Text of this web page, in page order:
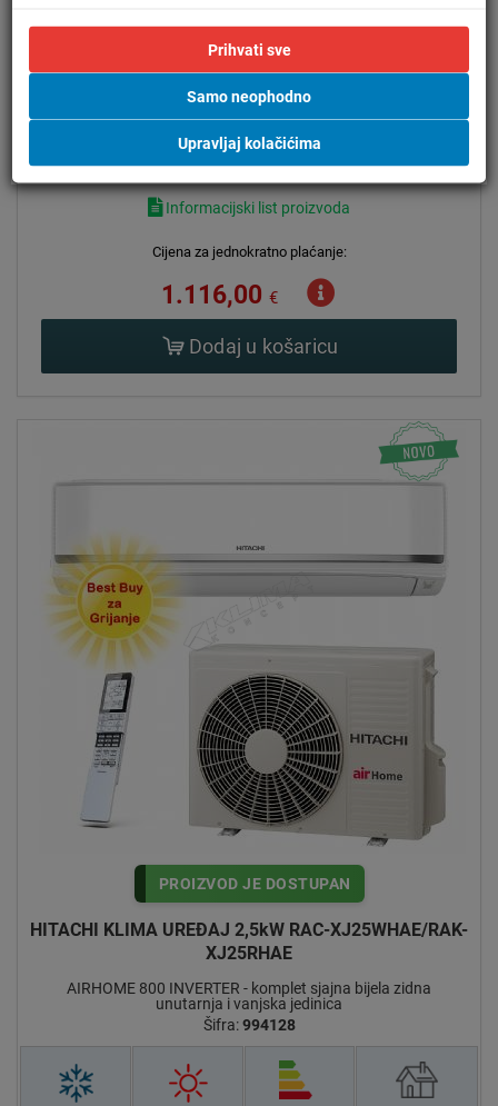
Usporedi Prati cijenu
Informacijski list proizvoda
Cijena za jednokratno plaćanje:
1.116,00 €
Dodaj u košaricu
PROIZVOD JE DOSTUPAN
HITACHI KLIMA UREĐAJ 2,5kW RAC-XJ25WHAE/RAK-
XJ25RHAE
AIRHOME 800 INVERTER - komplet sjajna bijela zidna
unutarnja i vanjska jedinica
Šifra:994128
Prihvati sve
Samo neophodno
Upravljaj kolačićima